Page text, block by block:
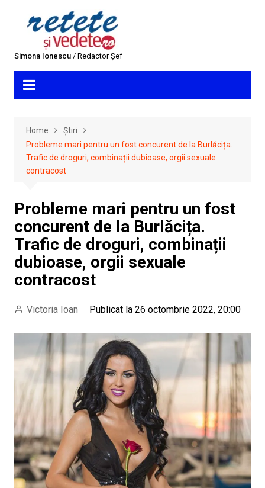
Simona Ionescu/ Redactor Șef
Home
Știri
Probleme mari pentru un fost concurent de la Burlăcița.
Trafic de droguri, combinații dubioase, orgii sexuale
contracost
Probleme mari pentru un fost
concurent de la Burlăcița.
Trafic de droguri, combinații
dubioase, orgii sexuale
contracost
Victoria Ioan Publicat la 26 octombrie 2022, 20:00